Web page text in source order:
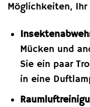
Möglichkeiten,
Mücken und
Sie ein paar
in eine